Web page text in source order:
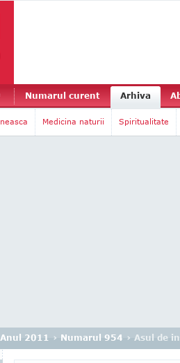
Numarul curent Arhiva
Medicina naturii Spiritualitate
Anul 2011 › Numarul 954 › Asul de